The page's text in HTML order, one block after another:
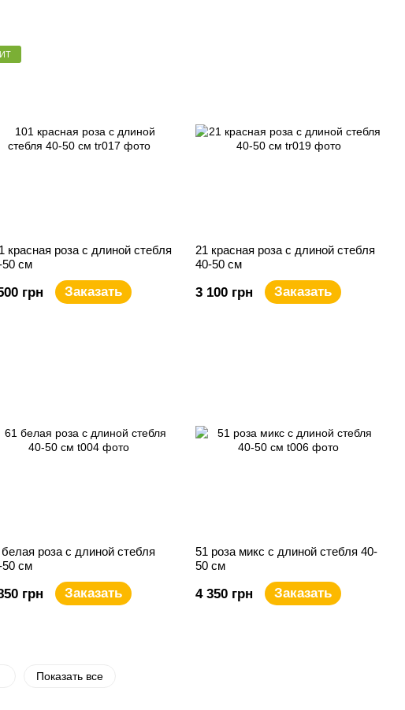
красная роза с длиной стебля
50 см
грн Заказать
21 красная роза с длиной стебля
40-50 см
3 100 грн Заказать
роза с длиной стебля
50 см
грн Заказать
51 роза микс с длиной стебля 40-
50 см
4 350 грн Заказать
Показать все